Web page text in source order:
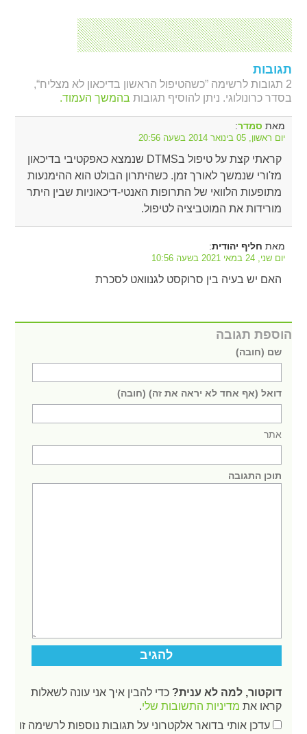
תגובות
2 תגובות לרשימה ”כשהטיפול הראשון בדיכאון לא מצליח“,
בסדר כרונולוגי. ניתן להוסיף תגובות בהמשך העמוד.
מאת סמדר:
יום ראשון, 05 בינואר 2014 בשעה 20:56
קראתי קצת על טיפול בDTMS שנמצא כאפקטיבי בדיכאון
מז'ורי שנמשך לאורך זמן. כשהיתרון הבולט הוא ההימנעות
מתופעות הלוואי של התרופות האנטי-דיכאוניות שבין היתר
מורידות את המוטביציה לטיפול.
מאת חליף יהודית:
יום שני, 24 במאי 2021 בשעה 10:56
האם יש בעיה בין סרוקסט לגנוואט לסכרת
הוספת תגובה
שם (חובה)
דואל (אף אחד לא יראה את זה) (חובה)
אתר
תוכן התגובה
דוקטור, למה לא ענית? כדי להבין איך אני עונה לשאלות
קראו את מדיניות התשובות שלי.
עדכן אותי בדואר אלקטרוני על תגובות נוספות לרשימה זו